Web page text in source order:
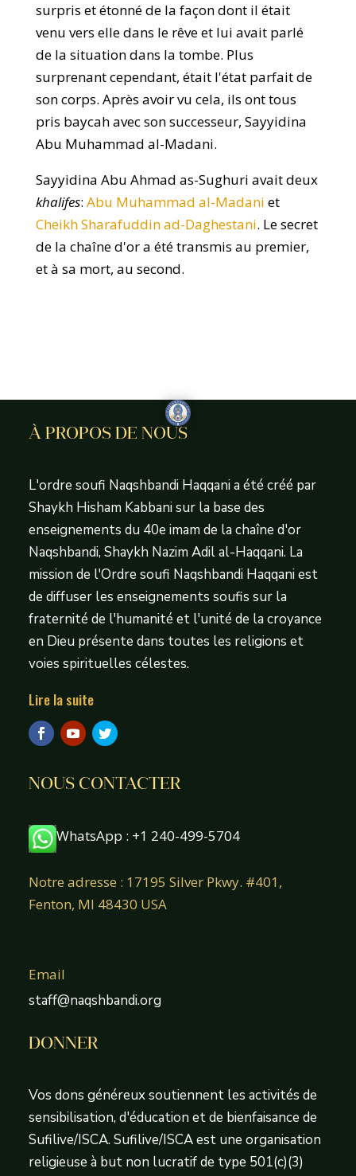
surpris et étonné de la façon dont il était
venu vers elle dans le rêve et lui avait parlé
de la situation dans la tombe. Plus
surprenant cependant, était l'état parfait de
son corps. Après avoir vu cela, ils ont tous
pris baycah avec son successeur, Sayyidina
Abu Muhammad al-Madani.
Sayyidina Abu Ahmad as-Sughuri avait deux
khalifes: Abu Muhammad al-Madani et
Cheikh Sharafuddin ad-Daghestani. Le secret
de la chaîne d'or a été transmis au premier,
et à sa mort, au second.
À PROPOS DE NOUS
L'ordre soufi Naqshbandi Haqqani a été créé par
Shaykh Hisham Kabbani sur la base des
enseignements du 40e imam de la chaîne d'or
Naqshbandi, Shaykh Nazim Adil al-Haqqani. La
mission de l'Ordre soufi Naqshbandi Haqqani est
de diffuser les enseignements soufis sur la
fraternité de l'humanité et l'unité de la croyance
en Dieu présente dans toutes les religions et
voies spirituelles célestes.
Lire la suite
NOUS CONTACTER
WhatsApp : +1 240-499-5704
Notre adresse : 17195 Silver Pkwy. #401,
Fenton, MI 48430 USA
Email
staff@naqshbandi.org
DONNER
Vos dons généreux soutiennent les activités de
sensibilisation, d'éducation et de bienfaisance de
Sufilive/ISCA. Sufilive/ISCA est une organisation
religieuse à but non lucratif de type 501(c)(3)